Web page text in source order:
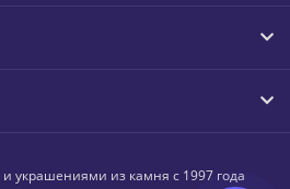
украшениями из камня с 1997 года